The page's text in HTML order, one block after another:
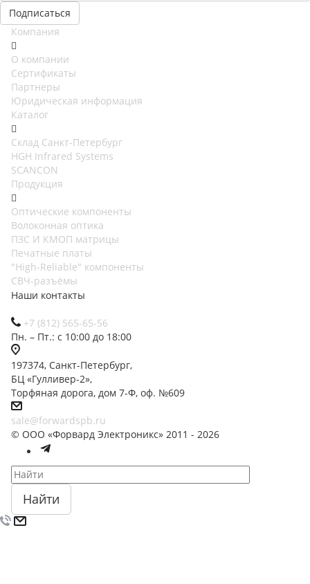
Компания
О компании
Сертификаты
Партнеры
Юридическая информация
Каталог
Cклад Санкт-Петербург
HGH Infrared Systems
SCANCON
Продукция
Оптические компоненты
Волоконная оптика
ПЗС И КМОП матрицы
Печатные платы
"High-Reliable" компоненты
СВЧ-разъёмы
Наши контакты
+7 (812) 565-65-56
Пн. – Пт.: с 10:00 до 18:00
197374, Санкт-Петербург,
БЦ «Гулливер-2»,
Торфяная дорога, дом 7-Ф, оф. №609
sale@forwardspb.ru
© ООО «Форвард Электроникс» 2011 - 2026
Найти